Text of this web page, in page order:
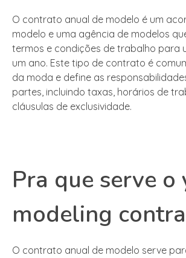
O contrato anual de modelo é um
modelo e uma agência de modelos
termos e condições de trabalho para
um ano. Este tipo de contrato é
da moda e define as
partes, incluindo taxas, horários de
cláusulas de exclusividade.
Pra que serve o
modeling
O contrato anual de modelo serve